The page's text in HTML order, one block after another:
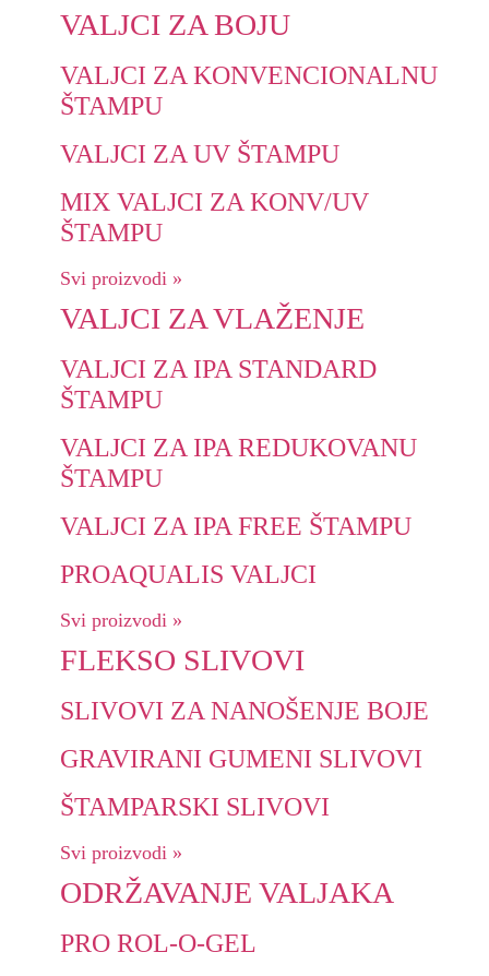
VALJCI ZA BOJU
VALJCI ZA KONVENCIONALNU
ŠTAMPU
VALJCI ZA UV ŠTAMPU
MIX VALJCI ZA KONV/UV
ŠTAMPU
Svi proizvodi »
VALJCI ZA VLAŽENJE
VALJCI ZA IPA STANDARD
ŠTAMPU
VALJCI ZA IPA REDUKOVANU
ŠTAMPU
VALJCI ZA IPA FREE ŠTAMPU
PROAQUALIS VALJCI
Svi proizvodi »
FLEKSO SLIVOVI
SLIVOVI ZA NANOŠENJE BOJE
GRAVIRANI GUMENI SLIVOVI
ŠTAMPARSKI SLIVOVI
Svi proizvodi »
ODRŽAVANJE VALJAKA
PRO ROL-O-GEL